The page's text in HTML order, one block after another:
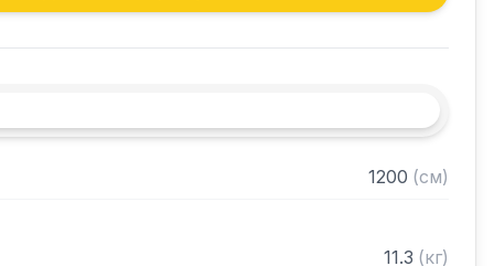
нижний без подогрева
виде
1200 (см)
11.3 (кг)